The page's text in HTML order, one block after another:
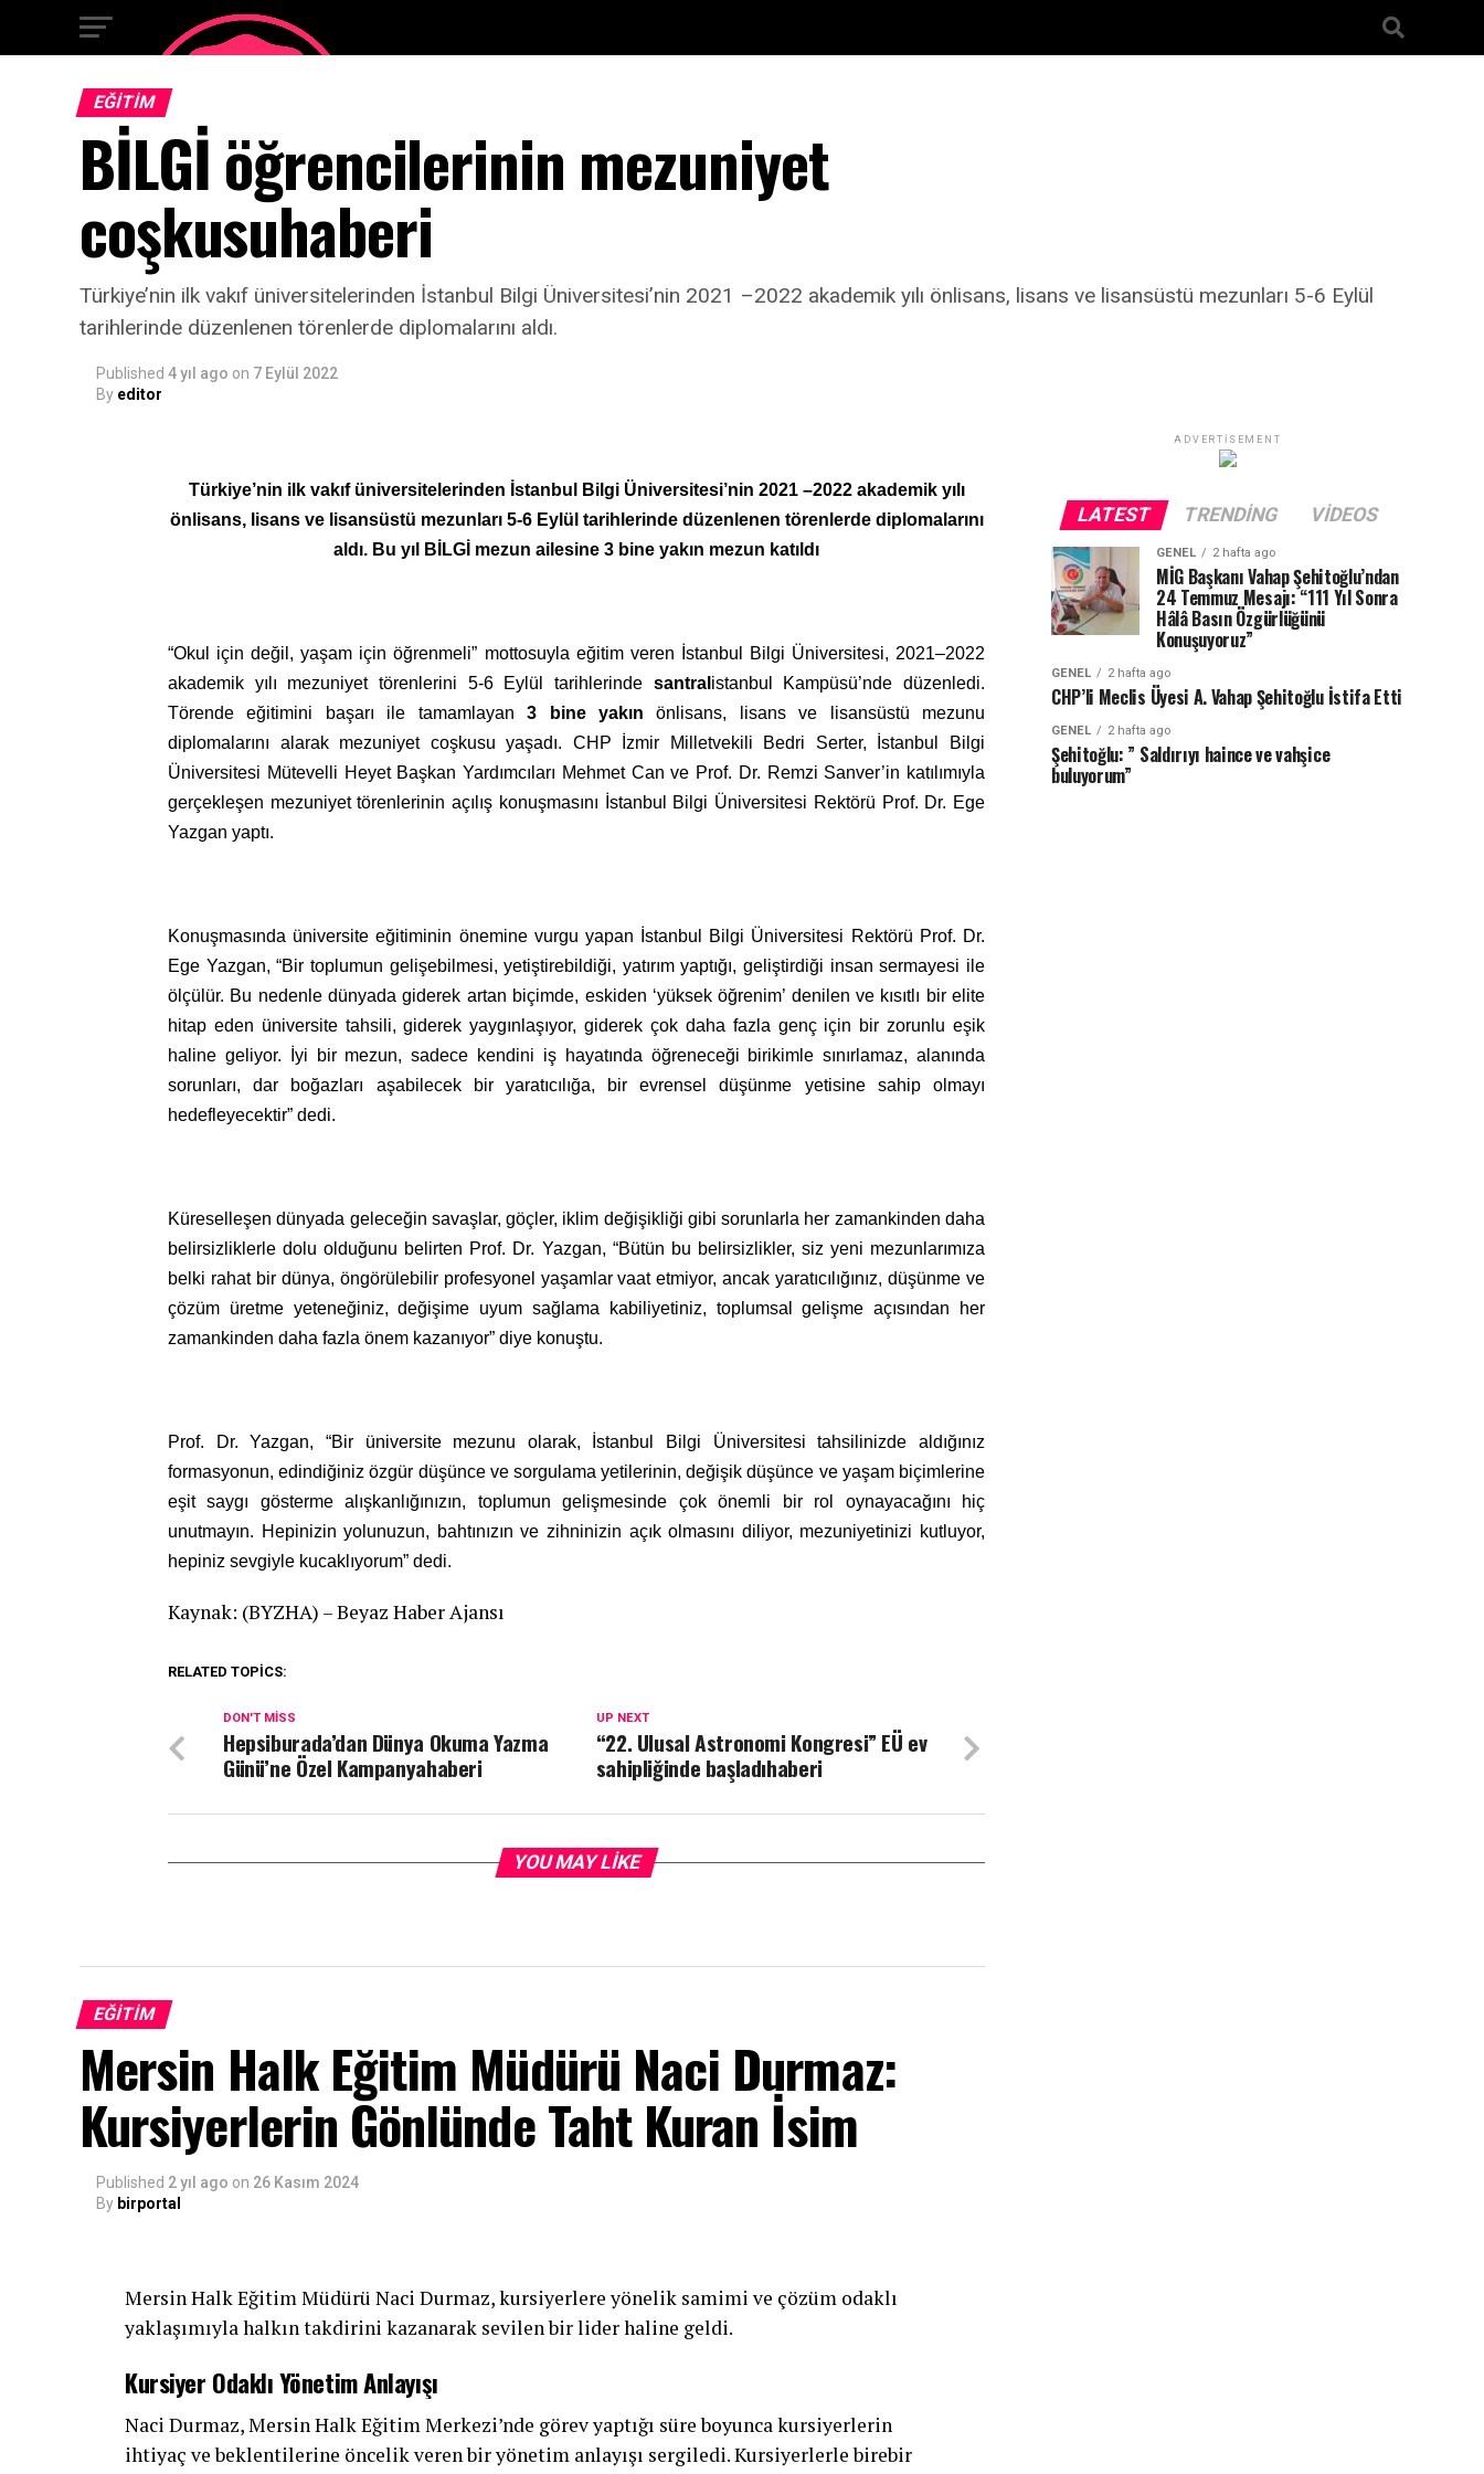
EĞITIM
BİLGİ öğrencilerinin mezuniyet
coşkusuhaberi
Türkiye’nin ilk vakıf üniversitelerinden İstanbul Bilgi Üniversitesi’nin 2021 –2022 akademik yılı önlisans, lisans ve lisansüstü mezunları 5-6 Eylül
tarihlerinde düzenlenen törenlerde diplomalarını aldı.
Published 4 yıl ago on 7 Eylül 2022
By editor
Türkiye’nin ilk vakıf üniversitelerinden İstanbul Bilgi Üniversitesi’nin 2021 –2022 akademik yılı
önlisans, lisans ve lisansüstü mezunları 5-6 Eylül tarihlerinde düzenlenen törenlerde diplomalarını
aldı. Bu yıl BİLGİ mezun ailesine 3 bine yakın mezun katıldı
“Okul için değil, yaşam için öğrenmeli” mottosuyla eğitim veren İstanbul Bilgi Üniversitesi, 2021–2022
akademik yılı mezuniyet törenlerini 5-6 Eylül tarihlerinde santral istanbul Kampüsü’nde düzenledi.
Törende eğitimini başarı ile tamamlayan3 bine yakın önlisans, lisans ve lisansüstü mezunu
diplomalarını alarak mezuniyet coşkusu yaşadı. CHP İzmir Milletvekili Bedri Serter, İstanbul Bilgi
Üniversitesi Mütevelli Heyet Başkan Yardımcıları Mehmet Can ve Prof. Dr. Remzi Sanver’in katılımıyla
gerçekleşen mezuniyet törenlerinin açılış konuşmasını İstanbul Bilgi Üniversitesi Rektörü Prof. Dr. Ege
Yazgan yaptı.
Konuşmasında üniversite eğitiminin önemine vurgu yapan İstanbul Bilgi Üniversitesi Rektörü Prof. Dr.
Ege Yazgan, “Bir toplumun gelişebilmesi, yetiştirebildiği, yatırım yaptığı, geliştirdiği insan sermayesi ile
ölçülür. Bu nedenle dünyada giderek artan biçimde, eskiden ‘yüksek öğrenim’ denilen ve kısıtlı bir elite
hitap eden üniversite tahsili, giderek yaygınlaşıyor, giderek çok daha fazla genç için bir zorunlu eşik
haline geliyor. İyi bir mezun, sadece kendini iş hayatında öğreneceği birikimle sınırlamaz, alanında
sorunları, dar boğazları aşabilecek bir yaratıcılığa, bir evrensel düşünme yetisine sahip olmayı
hedefleyecektir” dedi.
Küreselleşen dünyada geleceğin savaşlar, göçler, iklim değişikliği gibi sorunlarla her zamankinden daha
belirsizliklerle dolu olduğunu belirten Prof. Dr. Yazgan, “Bütün bu belirsizlikler, siz yeni mezunlarımıza
belki rahat bir dünya, öngörülebilir profesyonel yaşamlar vaat etmiyor, ancak yaratıcılığınız, düşünme ve
çözüm üretme yeteneğiniz, değişime uyum sağlama kabiliyetiniz, toplumsal gelişme açısından her
zamankinden daha fazla önem kazanıyor” diye konuştu.
Prof. Dr. Yazgan, “Bir üniversite mezunu olarak, İstanbul Bilgi Üniversitesi tahsilinizde aldığınız
formasyonun, edindiğiniz özgür düşünce ve sorgulama yetilerinin, değişik düşünce ve yaşam biçimlerine
eşit saygı gösterme alışkanlığınızın, toplumun gelişmesinde çok önemli bir rol oynayacağını hiç
unutmayın. Hepinizin yolunuzun, bahtınızın ve zihninizin açık olmasını diliyor, mezuniyetinizi kutluyor,
hepiniz sevgiyle kucaklıyorum” dedi.
Kaynak: (BYZHA) – Beyaz Haber Ajansı
RELATED TOPICS:
UP NEXT
“22. Ulusal Astronomi Kongresi” EÜ ev
sahipliğinde başladıhaberi
DON'T MISS
Hepsiburada’dan Dünya Okuma Yazma
Günü’ne Özel Kampanyahaberi
YOU MAY LIKE
EĞITIM
Mersin Halk Eğitim Müdürü Naci Durmaz:
Kursiyerlerin Gönlünde Taht Kuran İsim
Published 2 yıl ago on 26 Kasım 2024
By birportal
Mersin Halk Eğitim Müdürü Naci Durmaz, kursiyerlere yönelik samimi ve çözüm odaklı
yaklaşımıyla halkın takdirini kazanarak sevilen bir lider haline geldi.
Kursiyer Odaklı Yönetim Anlayışı
Naci Durmaz, Mersin Halk Eğitim Merkezi’nde görev yaptığı süre boyunca kursiyerlerin
ihtiyaç ve beklentilerine öncelik veren bir yönetim anlayışı sergiledi. Kursiyerlerle birebir
ADVERTISEMENT
LATEST TRENDING VIDEOS
GENEL 2 hafta ago
MİG Başkanı Vahap Şehitoğlu’ndan
24 Temmuz Mesajı: “111 Yıl Sonra
Hâlâ Basın Özgürlüğünü
Konuşuyoruz”
GENEL 2 hafta ago
CHP’li Meclis Üyesi A. Vahap Şehitoğlu İstifa Etti
GENEL 2 hafta ago
Şehitoğlu: ” Saldırıyı haince ve vahşice
buluyorum”